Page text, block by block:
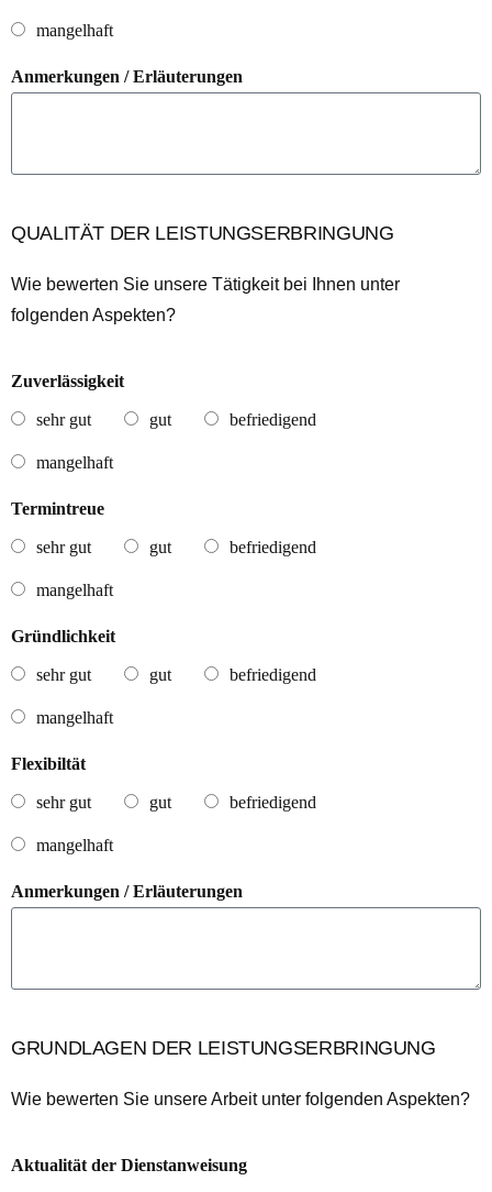
mangelhaft
Anmerkungen / Erläuterungen
QUALITÄT DER LEISTUNGSERBRINGUNG
Wie bewerten Sie unsere Tätigkeit bei Ihnen unter
folgenden Aspekten?
Zuverlässigkeit
sehr gut
gut
befriedigend
mangelhaft
Termintreue
sehr gut
gut
befriedigend
mangelhaft
Gründlichkeit
sehr gut
gut
befriedigend
mangelhaft
Flexibiltät
sehr gut
gut
befriedigend
mangelhaft
Anmerkungen / Erläuterungen
GRUNDLAGEN DER LEISTUNGSERBRINGUNG
Wie bewerten Sie unsere Arbeit unter folgenden Aspekten?
Aktualität der Dienstanweisung